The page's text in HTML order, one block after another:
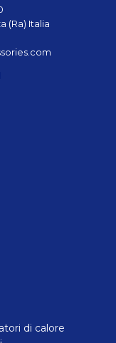
(Ra) Italia
di calore